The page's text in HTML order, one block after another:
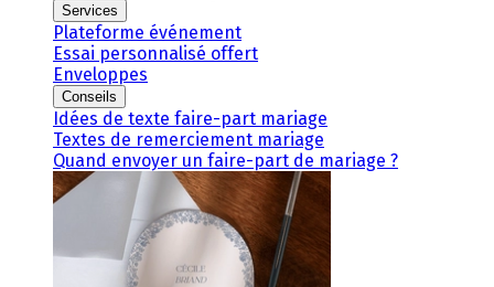
Services
Plateforme événement
Essai personnalisé offert
Enveloppes
Conseils
Idées de texte faire-part mariage
Textes de remerciement mariage
Quand envoyer un faire-part de mariage ?